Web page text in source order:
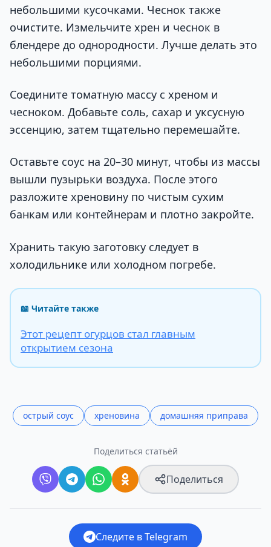
небольшими кусочками. Чеснок также
очистите. Измельчите хрен и чеснок в
блендере до однородности. Лучше делать это
небольшими порциями.
Соедините томатную массу с хреном и
чесноком. Добавьте соль, сахар и уксусную
эссенцию, затем тщательно перемешайте.
Оставьте соус на 20–30 минут, чтобы из массы
вышли пузырьки воздуха. После этого
разложите хреновину по чистым сухим
банкам или контейнерам и плотно закройте.
Хранить такую заготовку следует в
холодильнике или холодном погребе.
📖 Читайте также
Этот рецепт огурцов стал главным
открытием сезона
острый соус хреновина домашняя приправа
Поделиться статьёй
Поделиться
Следите в Telegram